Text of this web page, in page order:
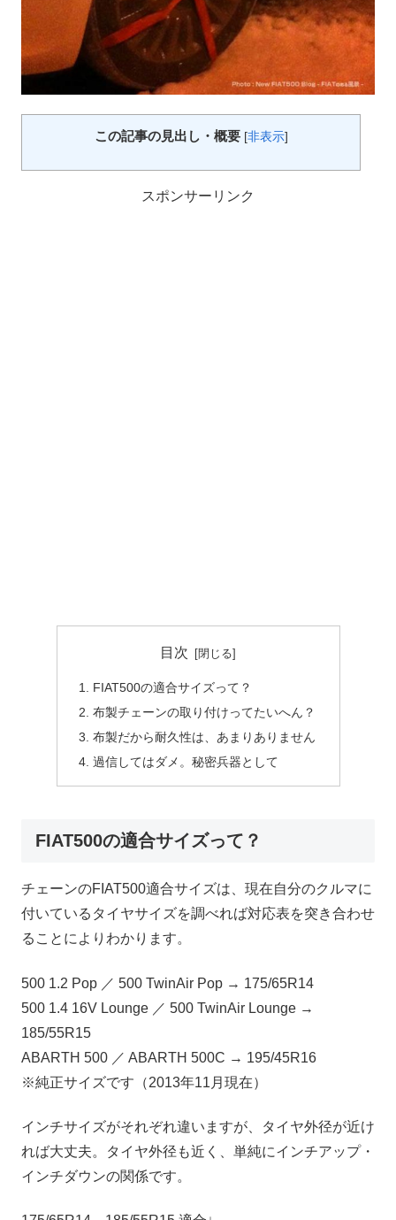
この記事の見出し・概要 [非表示]
スポンサーリンク
目次
FIAT500の適合サイズって？
布製チェーンの取り付けってたいへん？
布製だから耐久性は、あまりありません
過信してはダメ。秘密兵器として
FIAT500の適合サイズって？
チェーンのFIAT500適合サイズは、現在自分のクルマに
付いているタイヤサイズを調べれば対応表を突き合わせ
ることによりわかります。
500 1.2 Pop ／ 500 TwinAir Pop → 175/65R14
500 1.4 16V Lounge ／ 500 TwinAir Lounge →
185/55R15
ABARTH 500 ／ ABARTH 500C → 195/45R16
※純正サイズです（2013年11月現在）
インチサイズがそれぞれ違いますが、タイヤ外径が近け
れば大丈夫。タイヤ外径も近く、単純にインチアップ・
インチダウンの関係です。